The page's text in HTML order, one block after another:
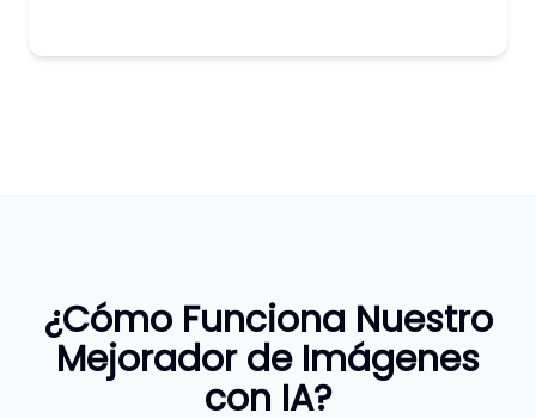
¿Cómo Funciona Nuestro
Mejorador de Imágenes
con IA?